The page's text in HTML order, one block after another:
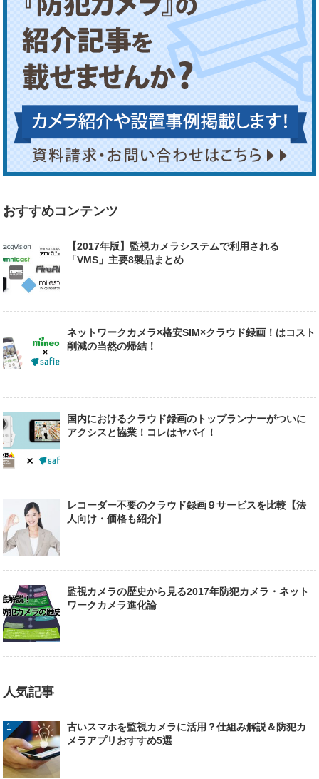
おすすめコンテンツ
【2017年版】監視カメラシステムで利用される
「VMS」主要8製品まとめ
ネットワークカメラ×格安SIM×クラウド録画！はコスト
削減の当然の帰結！
国内におけるクラウド録画のトップランナーがついに
アクシスと協業！コレはヤバイ！
レコーダー不要のクラウド録画９サービスを比較【法
人向け・価格も紹介】
監視カメラの歴史から見る2017年防犯カメラ・ネット
ワークカメラ進化論
人気記事
古いスマホを監視カメラに活用？仕組み解説＆防犯カ
メラアプリおすすめ5選